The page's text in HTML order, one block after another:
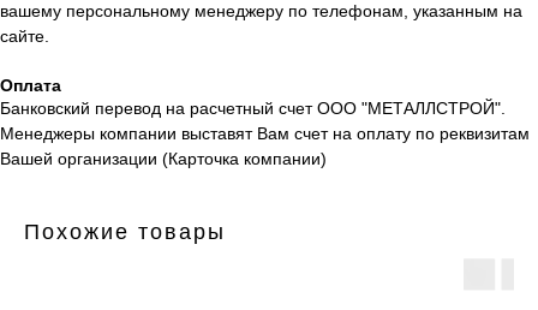
вашему персональному менеджеру по телефонам, указанным на
сайте.
Оплата
Банковский перевод на расчетный счет ООО "МЕТАЛЛСТРОЙ".
Менеджеры компании выставят Вам счет на оплату по реквизитам
Вашей организации (Карточка компании)
Похожие товары